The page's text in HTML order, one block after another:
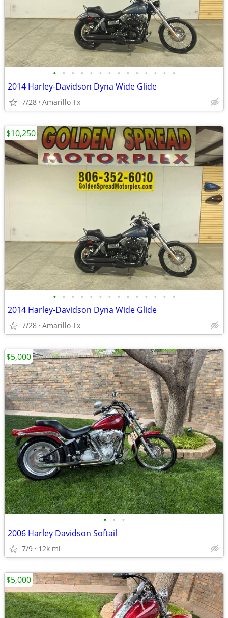
• • • • • • • • • • • • • •
2014 Harley-Davidson Dyna Wide Glide
7/28 Amarillo Tx
• • • • • • • • • • • • • •
2014 Harley-Davidson Dyna Wide Glide
7/28 Amarillo Tx
$10,250
• • •
2006 Harley Davidson Softail
7/9 12k mi
$5,000
$5,000